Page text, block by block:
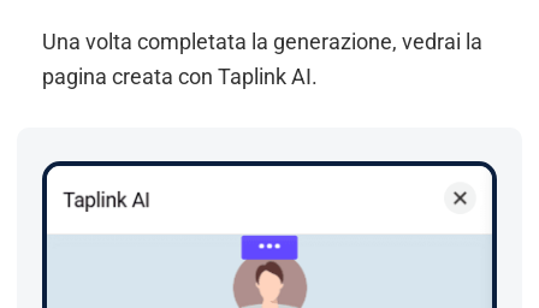
Una volta completata la generazione, vedrai la
pagina creata con Taplink AI.